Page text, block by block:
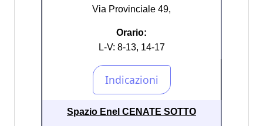
Via Provinciale 49,
Orario:
L-V: 8-13, 14-17
Spazio Enel CENATE SOTTO